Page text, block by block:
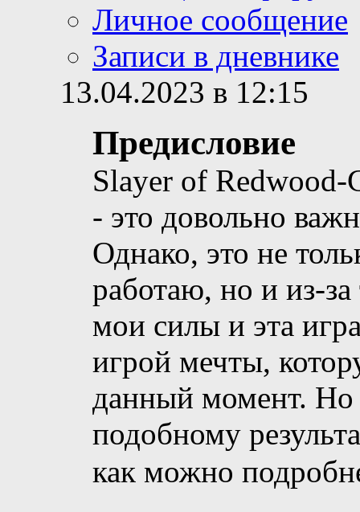
Личное сообщение
Записи в дневнике
13.04.2023 в 12:15
Предисловие
Slayer of
- это довольно
Однако, это не
работаю, но и из-за
мои силы и эта
игрой мечты,
данный момент.
подобному
как можно